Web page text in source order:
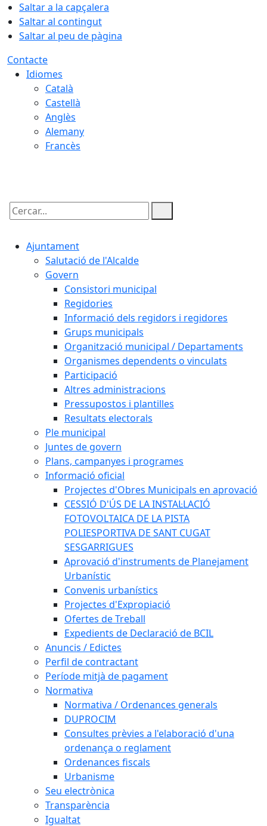
Saltar a la capçalera
Saltar al contingut
Saltar al peu de pàgina
Contacte
Idiomes
Català
Castellà
Anglès
Alemany
Francès
Cercar:
Ajuntament
Salutació de l'Alcalde
Govern
Consistori municipal
Regidories
Informació dels regidors i regidores
Grups municipals
Organització municipal / Departaments
Organismes dependents o vinculats
Participació
Altres administracions
Pressupostos i plantilles
Resultats electorals
Ple municipal
Juntes de govern
Plans, campanyes i programes
Informació oficial
Projectes d'Obres Municipals en aprovació
CESSIÓ D'ÚS DE LA INSTAL·LACIÓ
FOTOVOLTAICA DE LA PISTA
POLIESPORTIVA DE SANT CUGAT
SESGARRIGUES
Aprovació d'instruments de Planejament
Urbanístic
Convenis urbanístics
Projectes d'Expropiació
Ofertes de Treball
Expedients de Declaració de BCIL
Anuncis / Edictes
Perfil de contractant
Període mitjà de pagament
Normativa
Normativa / Ordenances generals
DUPROCIM
Consultes prèvies a l'elaboració d'una
ordenança o reglament
Ordenances fiscals
Urbanisme
Seu electrònica
Transparència
Igualtat